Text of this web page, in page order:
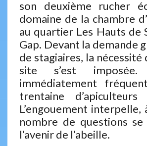
son deuxième rucher
domaine de la chambre
au quartier Les Hauts de
Gap. Devant la demande
de stagiaires, la nécessité
site s’est
immédiatement
trentaine
L’engouement interpelle,
nombre de questions
l’avenir de l’abeille.